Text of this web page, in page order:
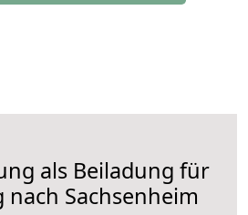
als Beiladung für
nach Sachsenheim